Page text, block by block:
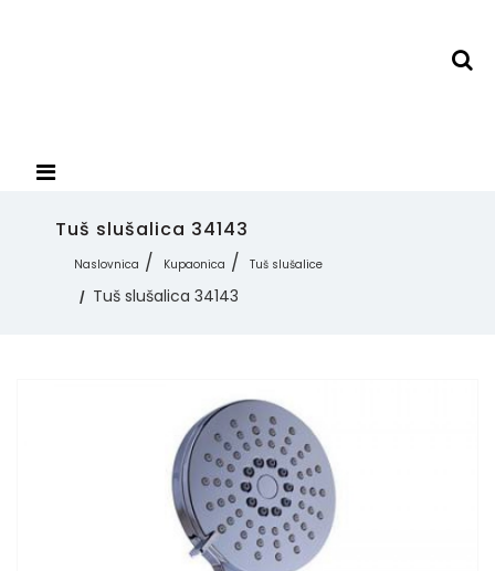
Tuš slušalica 34143
Naslovnica Kupaonica Tuš slušalice
Tuš slušalica 34143